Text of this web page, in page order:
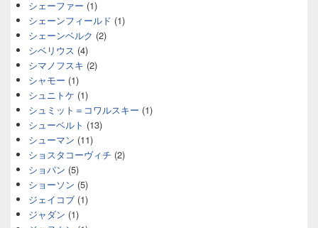
シェーファー (1)
シェーンフィールド (1)
シェーンベルク (2)
シベリウス (4)
シマノフスキ (2)
シャモー (1)
シュニトケ (1)
シュミット＝コワルスキー (1)
シューベルト (13)
シューマン (11)
ショスタコーヴィチ (2)
ショパン (5)
ショーソン (5)
ジェイコブ (1)
ジャダン (1)